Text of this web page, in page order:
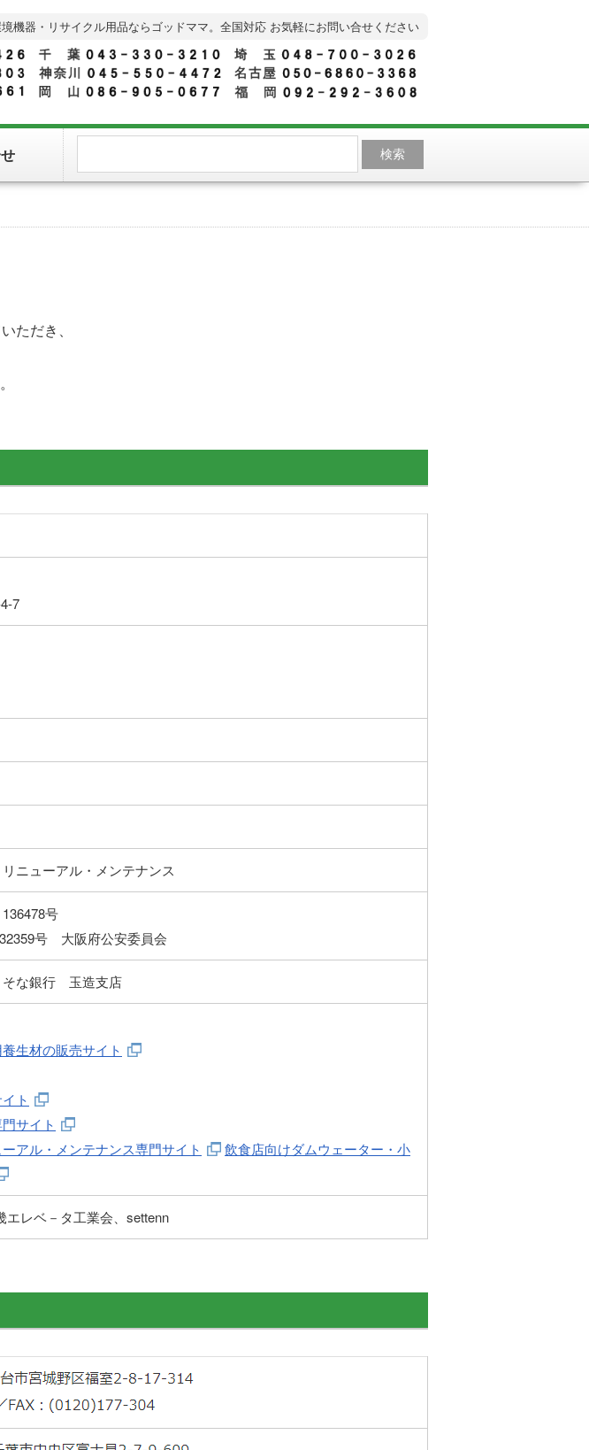
機器・リサイクル用品ならゴッドママ。全国対応 お気軽にお問い合せください
ただき、
7
ニューアル・メンテナンス
号
号 大阪府公安委員会
な銀行 玉造支店
生材の販売サイト
ト
サイト
アル・メンテナンス専門サイト
飲食店向けダムウェーター・小
エレベ－タ工業会、settenn